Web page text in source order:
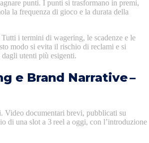
punti. I punti si trasformano in premi,
la frequenza di gioco e la durata della
i termini di wagering, le scadenze e le
modo si evita il rischio di reclami e si
utenti più esigenti.
e Brand Narrative –
Video documentari brevi, pubblicati su
di una slot a 3 reel a oggi, con l’introduzione